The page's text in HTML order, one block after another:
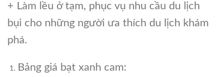
+ Làm lều ở tạm, phục vụ nhu cầu du lịch
bụi cho những người ưa thích du lịch khám
phá.
Bảng giá bạt xanh cam: